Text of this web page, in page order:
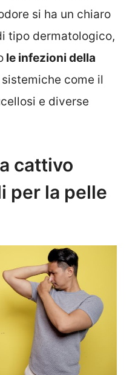
si ha un chiaro
tipo dermatologico,
le infezioni della
come il
e diverse
cattivo
per la pelle